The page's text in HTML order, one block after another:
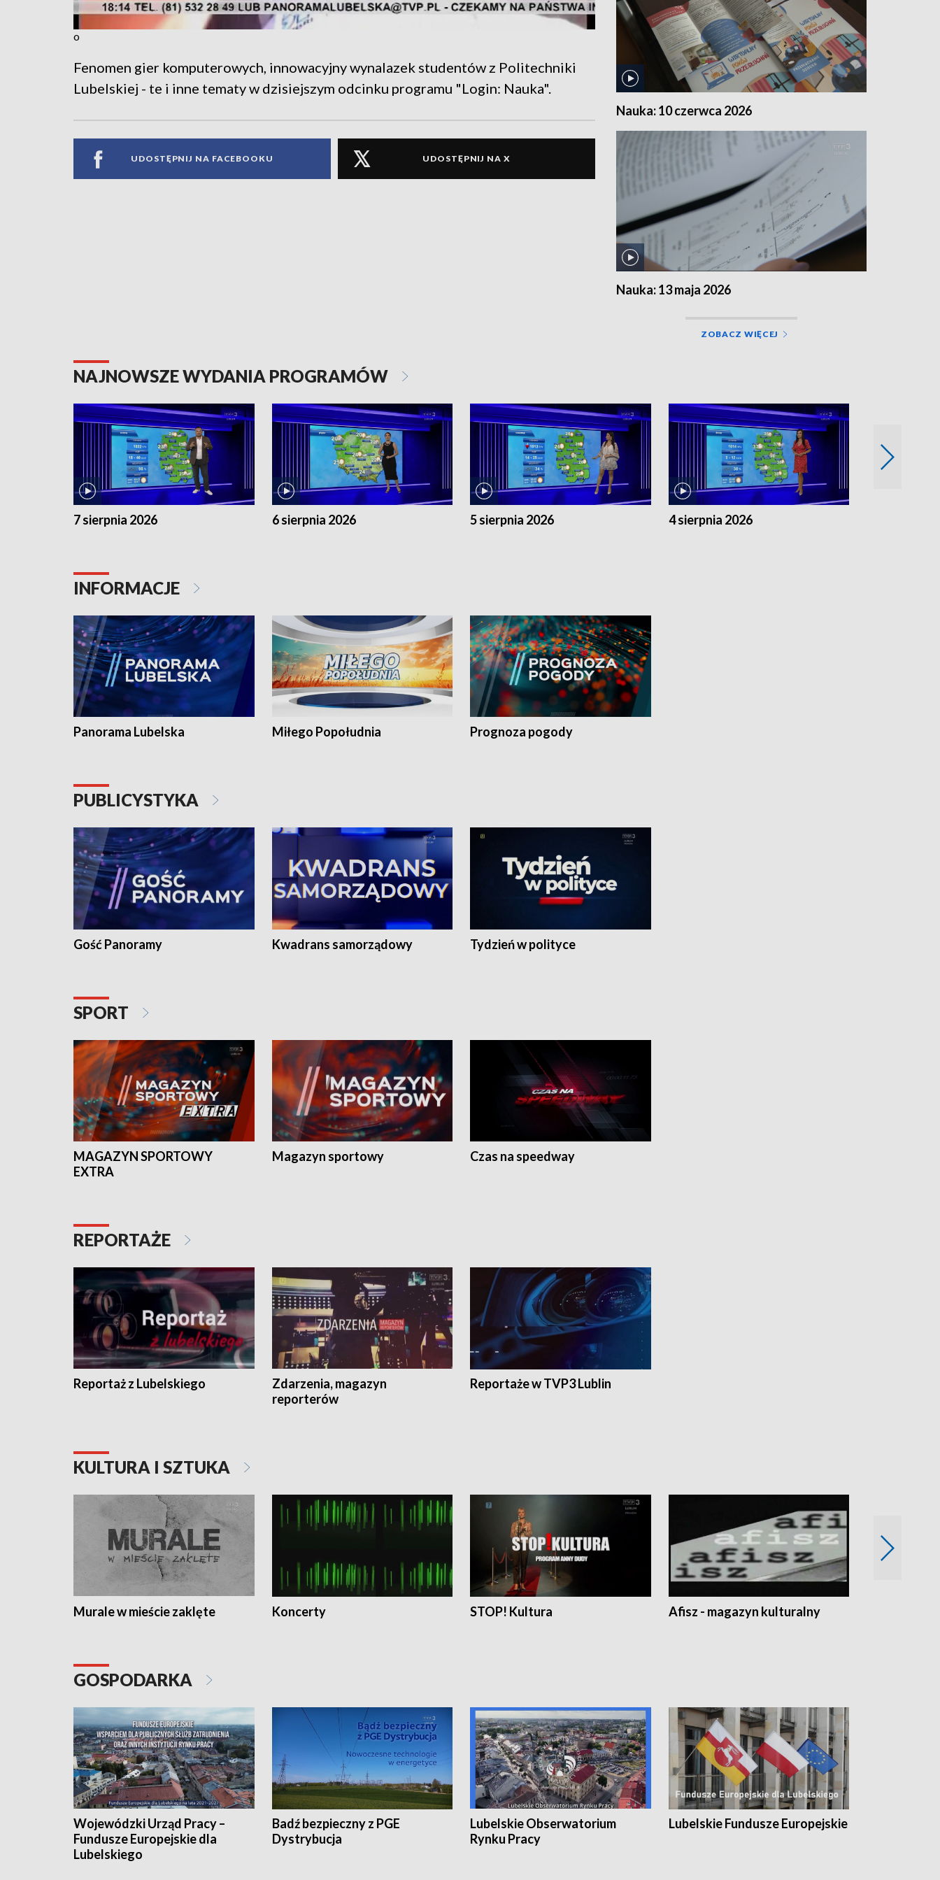
o
Fenomen gier komputerowych, innowacyjny wynalazek studentów z Politechniki
Lubelskiej - te i inne tematy w dzisiejszym odcinku programu "Login: Nauka".
UDOSTĘPNIJ NA FACEBOOKU UDOSTĘPNIJ NA X
Nauka: 10 czerwca 2026
Nauka: 13 maja 2026
ZOBACZ WIĘCEJ
NAJNOWSZE WYDANIA PROGRAMÓW
7 sierpnia 2026 6 sierpnia 2026 5 sierpnia 2026 4 sierpnia 2026
INFORMACJE
Panorama Lubelska Miłego Popołudnia Prognoza pogody
PUBLICYSTYKA
Gość Panoramy Kwadrans samorządowy Tydzień w polityce
SPORT
MAGAZYN SPORTOWY
EXTRA
Magazyn sportowy Czas na speedway
REPORTAŻE
Reportaż z Lubelskiego
Zdarzenia, magazyn
reporterów
Reportaże w TVP3 Lublin
KULTURA I SZTUKA
Murale w mieście zaklęte Koncerty STOP! Kultura Afisz - magazyn kulturalny
GOSPODARKA
Wojewódzki Urząd Pracy –
Fundusze Europejskie dla
Lubelskiego
Badź bezpieczny z PGE
Dystrybucja
Lubelskie Obserwatorium
Rynku Pracy
Lubelskie Fundusze Europejskie